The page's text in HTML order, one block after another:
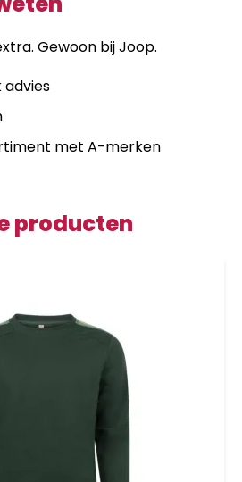
Gewoon bij Joop.
advies
met A-merken
producten